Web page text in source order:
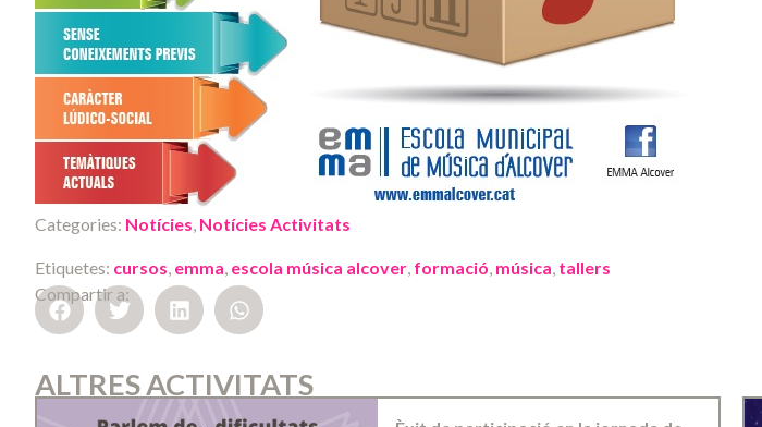
Categories: Notícies, Notícies Activitats
Etiquetes: cursos, emma, escola música alcover, formació, música, tallers
Compartir a:
ALTRES ACTIVITATS